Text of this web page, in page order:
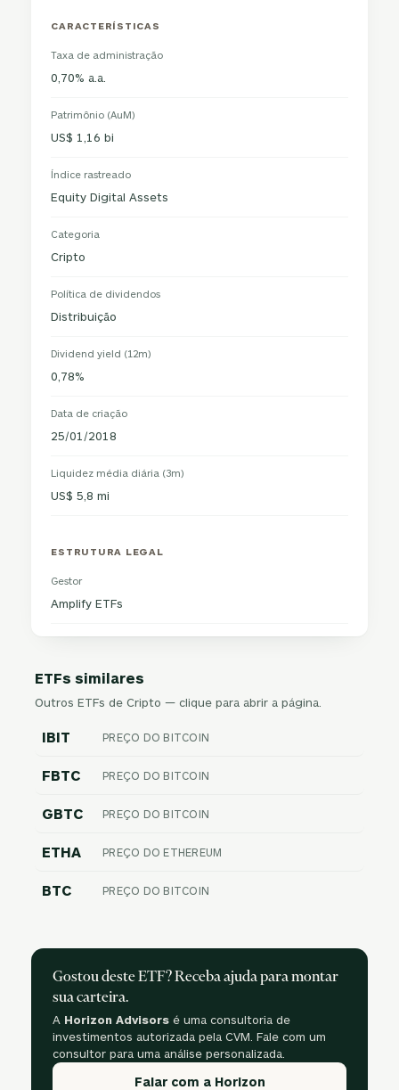
CARACTERÍSTICAS
Taxa de administração
0,70% a.a.
Patrimônio (AuM)
US$ 1,16 bi
Índice rastreado
Equity Digital Assets
Categoria
Cripto
Política de dividendos
Distribuição
Dividend yield (12m)
0,78%
Data de criação
25/01/2018
Liquidez média diária (3m)
US$ 5,8 mi
ESTRUTURA LEGAL
Gestor
Amplify ETFs
ETFs similares
Outros ETFs de Cripto — clique para abrir a página.
IBIT PREÇO DO BITCOIN
FBTC PREÇO DO BITCOIN
GBTC PREÇO DO BITCOIN
ETHA PREÇO DO ETHEREUM
BTC PREÇO DO BITCOIN
Gostou deste ETF? Receba ajuda para montar
sua carteira.
A Horizon Advisors é uma consultoria de
investimentos autorizada pela CVM. Fale com um
consultor para uma análise personalizada.
Falar com a Horizon